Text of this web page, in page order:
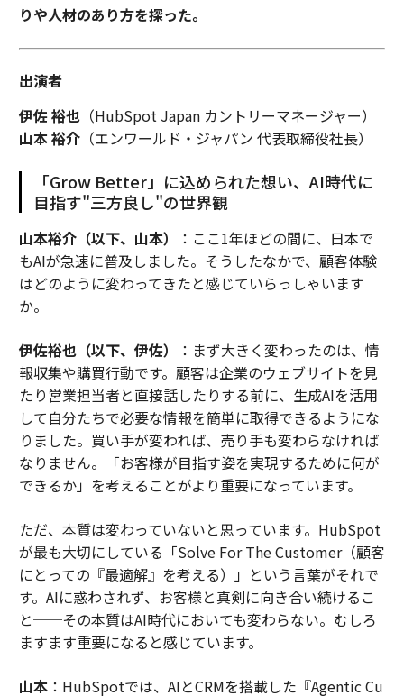
りや人材のあり方を探った。
出演者
伊佐 裕也（HubSpot Japan カントリーマネージャー）
山本 裕介（エンワールド・ジャパン 代表取締役社長）
「Grow Better」に込められた想い、AI時代に
目指す"三方良し"の世界観
山本裕介（以下、山本）
：ここ1年ほどの間に、日本で
もAIが急速に普及しました。そうしたなかで、顧客体験
はどのように変わってきたと感じていらっしゃいます
か。
伊佐裕也（以下、伊佐）
：まず大きく変わったのは、情
報収集や購買行動です。顧客は企業のウェブサイトを見
たり営業担当者と直接話したりする前に、生成AIを活用
して自分たちで必要な情報を簡単に取得できるようにな
りました。買い手が変われば、売り手も変わらなければ
なりません。「お客様が目指す姿を実現するために何が
できるか」を考えることがより重要になっています。
ただ、本質は変わっていないと思っています。HubSpot
が最も大切にしている「Solve For The Customer（顧客
にとっての『最適解』を考える）」という言葉がそれで
す。AIに惑わされず、お客様と真剣に向き合い続けるこ
と──その本質はAI時代においても変わらない。むしろ
ますます重要になると感じています。
山本：HubSpotでは、AIとCRMを搭載した『Agentic Cu